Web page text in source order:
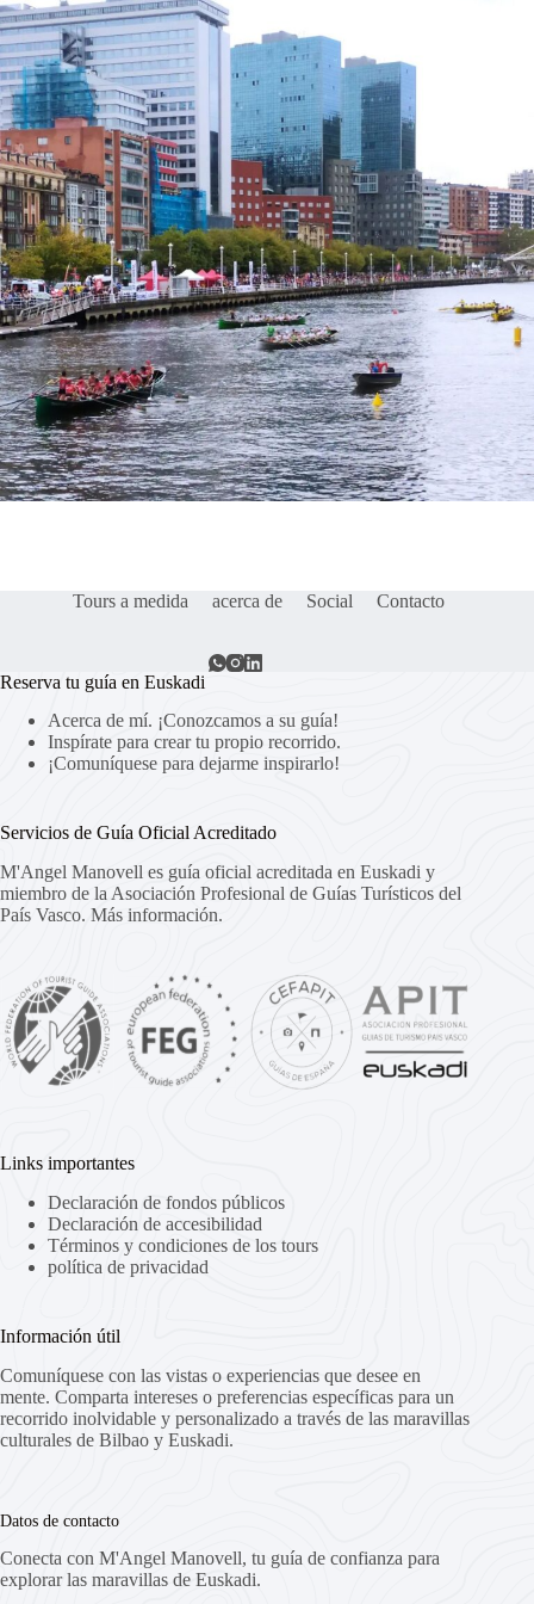
Tours a medida acerca de Social Contacto
Reserva tu guía en Euskadi
Acerca de mí. ¡Conozcamos a su guía!
Inspírate para crear tu propio recorrido.
¡Comuníquese para dejarme inspirarlo!
Servicios de Guía Oficial Acreditado
M'Angel Manovell es guía oficial acreditada en Euskadi y
miembro de la Asociación Profesional de Guías Turísticos del
País Vasco. Más información.
Links importantes
Declaración de fondos públicos
Declaración de accesibilidad
Términos y condiciones de los tours
política de privacidad
Información útil
Comuníquese con las vistas o experiencias que desee en
mente. Comparta intereses o preferencias específicas para un
recorrido inolvidable y personalizado a través de las maravillas
culturales de Bilbao y Euskadi.
Datos de contacto
Conecta con M'Angel Manovell, tu guía de confianza para
explorar las maravillas de Euskadi.